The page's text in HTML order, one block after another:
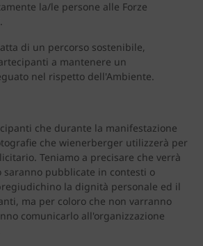
la/le persone alle Forze
di un percorso sostenibile,
a mantenere un
nel rispetto dell'Ambiente.
che durante la manifestazione
che wienerberger utilizzerà per
Teniamo a precisare che verrà
saranno pubblicate in contesti o
la dignità personale ed il
ma per coloro che non varranno
comunicarlo all'organizzazione